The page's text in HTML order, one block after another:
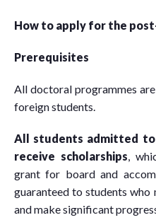
How to apply for the
Prerequisites
All doctoral programmes
foreign students.
All students admitted
receive scholarships ,
grant for board and
guaranteed to students who
and make significant